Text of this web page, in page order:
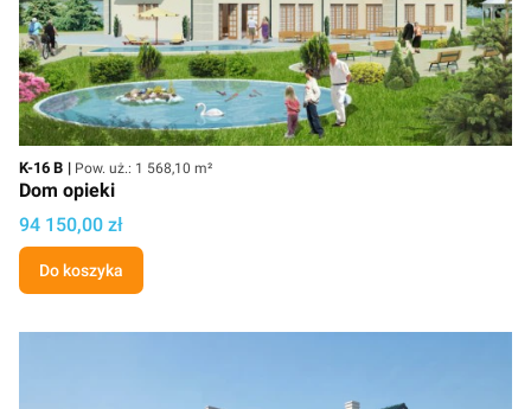
Kod
K-16 B Powierzchnia użytkowa
Pow. uż.: 1 568,10 m²
Dom opieki
Cena
94 150,00 zł
Do koszyka